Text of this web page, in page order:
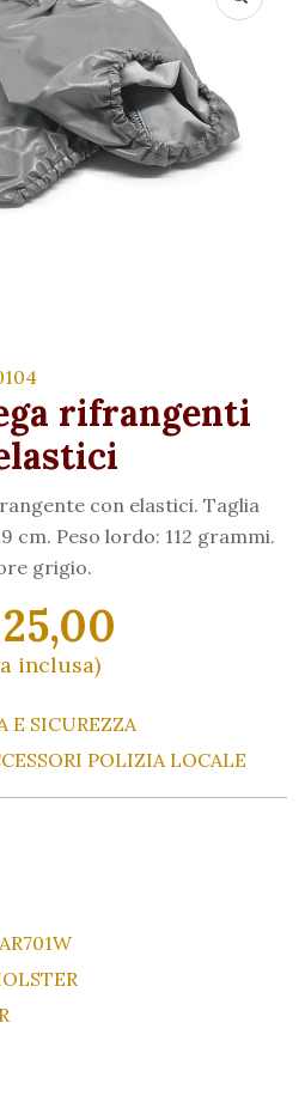
rifrangenti
con elastici. Taglia
cm. Peso lordo: 112 grammi.
grigio.
inclusa)
E SICUREZZA
POLIZIA LOCALE